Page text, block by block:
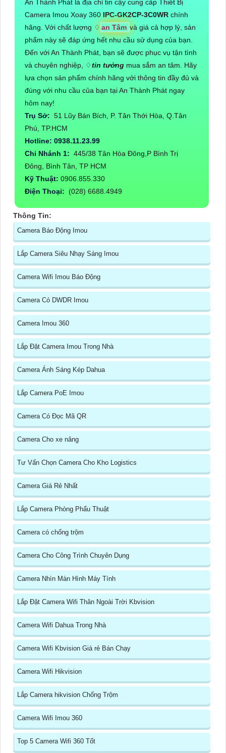
An Thành Phát là địa chỉ tin cậy cung cấp Thiết Bị
Camera Imou Xoay 360 IPC-GK2CP-3C0WR chính
hãng. Với chất lượng ♢ an Tâm và giá cả hợp lý, sản
phẩm này sẽ đáp ứng hết nhu cầu sử dụng của bạn.
Đến với An Thành Phát, bạn sẽ được phục vụ tận tình
và chuyên nghiệp, ♢tin tưởng mua sắm an tâm. Hãy
lựa chọn sản phẩm chính hãng với thông tin đầy đủ và
đúng với nhu cầu của bạn tại An Thành Phát ngay
hôm nay!
Trụ Sở: 51 Lũy Bán Bích, P. Tân Thới Hòa, Q.Tân
Phú, TP.HCM
Hotline: 0938.11.23.99
Chi Nhánh 1: 445/38 Tân Hòa Đông,P Bình Trị
Đông, Bình Tân, TP HCM
Kỹ Thuật: 0906.855.330
Điện Thoại: (028) 6688.4949
Thông Tin:
Camera Báo Động Imou
Lắp Camera Siêu Nhạy Sáng Imou
Camera Wifi Imou Báo Động
Camera Có DWDR Imou
Camera Imou 360
Lắp Đặt Camera Imou Trong Nhà
Camera Ánh Sáng Kép Dahua
Lắp Camera PoE Imou
Camera Có Đọc Mã QR
Camera Cho xe nâng
Tư Vấn Chọn Camera Cho Kho Logistics
Camera Giá Rẻ Nhất
Lắp Camera Phòng Phẩu Thuật
Camera có chống trộm
Camera Cho Công Trình Chuyên Dụng
Camera Nhìn Màn Hình Máy Tính
Lắp Đặt Camera Wifi Thân Ngoài Trời Kbvision
Camera Wifi Dahua Trong Nhà
Camera Wifi Kbvision Giá rẻ Bán Chạy
Camera Wifi Hikvision
Lắp Camera hikvision Chống Trộm
Camera Wifi Imou 360
Top 5 Camera Wifi 360 Tốt